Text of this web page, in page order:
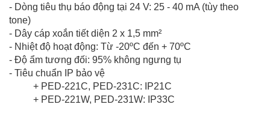
- Dòng tiêu thụ báo động tại 24 V: 25 - 40 mA (tùy theo
tone)
- Dây cáp xoắn tiết diện 2 x 1,5 mm²
- Nhiệt độ hoạt động: Từ -20ºC đến + 70ºC
- Độ ẩm tương đối: 95% không ngưng tụ
- Tiêu chuẩn IP bảo vệ
+ PED-221C, PED-231C: IP21C
+ PED-221W, PED-231W: IP33C